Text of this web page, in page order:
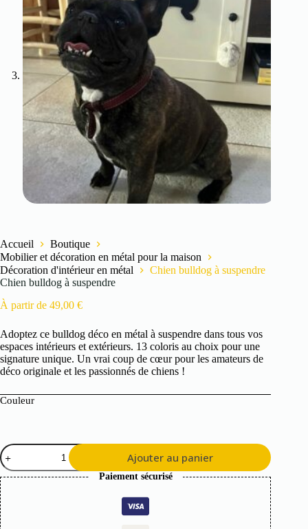
Accueil
Boutique
Mobilier et décoration en métal pour la maison
Décoration d'intérieur en métal
Chien bulldog à suspendre
Chien bulldog à suspendre
À partir de 49,00 €
Adoptez ce bulldog déco en métal à suspendre dans tous vos
espaces intérieurs et extérieurs. 13 coloris au choix pour une
signature unique. Un vrai coup de cœur pour les amateurs de
déco originale et les passionnés de chiens !
Couleur
quantité
de
Chien
bulldog
à
suspendre
Ajouter au panier
Paiement sécurisé